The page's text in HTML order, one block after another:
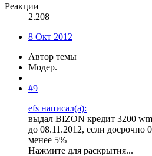
Реакции
2.208
8 Окт 2012
Автор темы
Модер.
#9
efs написал(а):
выдал BIZON кредит 3200
до 08.11.2012, если досрочно
менее 5%
Нажмите для раскрытия...